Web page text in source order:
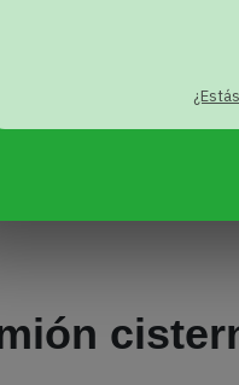
con Carballo
de agua, de
tiempo, mientras
el agua, “para